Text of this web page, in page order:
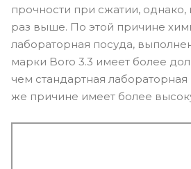
прочности при сжатии,
раз выше. По этой причине
лабораторная посуда,
марки Boro 3.3 имеет более
чем стандартная лабораторная
же причине имеет более